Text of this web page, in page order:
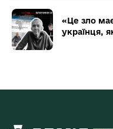
«Це зло
українця,